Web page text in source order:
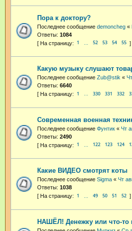
Пора к доктору?
Последнее сообщение demoncheg «
Ответы: 1084
1 52 53 54 55
Какую музыку слушают
Последнее сообщение Zub@stik «
Ответы: 6640
1 … 330 331 332
Современная военная
Последнее сообщение Фунтик « Чт
Ответы: 2490
1 122 123 124
Какие ВИДЕО смотрят коты
Последнее сообщение Sigma « Чт
Ответы: 1038
1 49 50 51 52
НАШЁЛ! Денежку или что-то